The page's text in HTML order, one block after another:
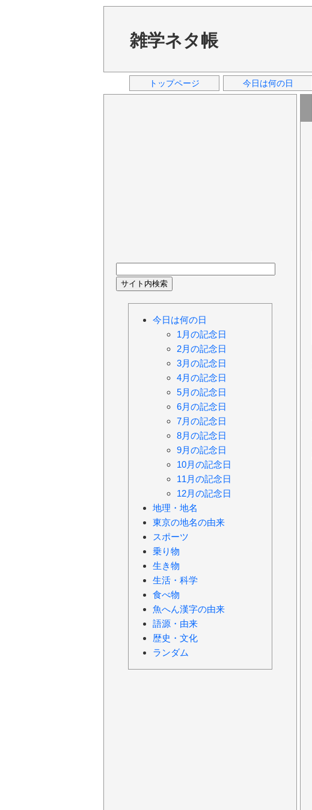
雑学ネタ帳
トップページ 今日は何の日
今日は何の日
1月の記念日
2月の記念日
3月の記念日
4月の記念日
5月の記念日
6月の記念日
7月の記念日
8月の記念日
9月の記念日
10月の記念日
11月の記念日
12月の記念日
地理・地名
東京の地名の由来
スポーツ
乗り物
生き物
生活・科学
食べ物
魚へん漢字の由来
語源・由来
歴史・文化
ランダム